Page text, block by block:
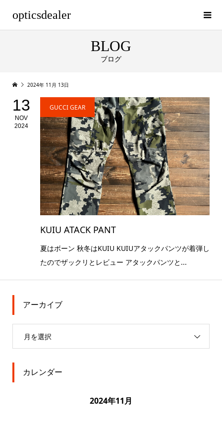
opticsdealer
BLOG
ブログ
2024年 11月 13日
13
NOV
2024
GUCCI GEAR
KUIU ATACK PANT
夏はボーン 秋冬はKUIU KUIUアタックパンツが着弾し
たのでザックリとレビュー アタックパンツと...
アーカイブ
月を選択
カレンダー
2024年11月